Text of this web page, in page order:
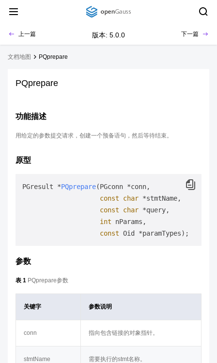
上一篇 版本: 5.0.0 下一篇
文档地图 PQprepare
PQprepare
功能描述
用给定的参数提交请求，创建一个预备语句，然后等待结束。
原型
PGresult *PQprepare(PGconn *conn,
const
char *stmtName,
const
char *query,
int nParams,
const Oid *paramTypes)
参数
表 1 PQprepare参数
关键字 参数说明
conn 指向包含链接的对象指针。
stmtName 需要执行的stmt名称。